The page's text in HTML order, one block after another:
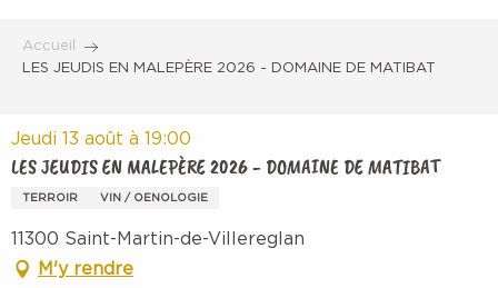
contenu
Accueil
LES JEUDIS EN MALEPÈRE 2026 - DOMAINE DE MATIBAT
Jeudi 13 août à 19:00
LES JEUDIS EN MALEPÈRE 2026 - DOMAINE DE MATIBAT
TERROIR VIN / OENOLOGIE
11300 Saint-Martin-de-Villereglan
M'y rendre